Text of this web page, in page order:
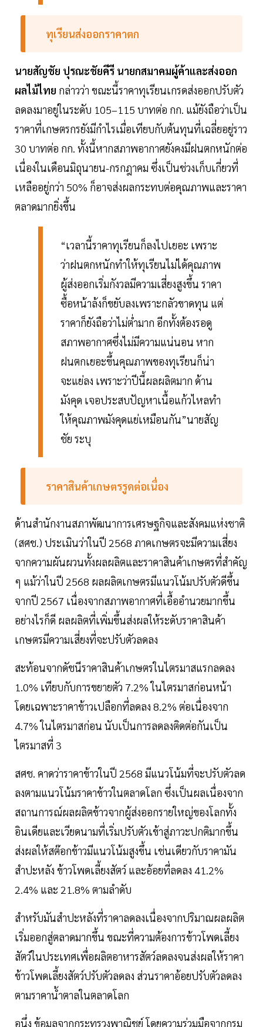
ทุเรียนส่งออกราคาตก
นายสัญชัย ปุรณะชัยคีรี นายกสมาคมผู้ค้าและส่งออก
ผลไม้ไทย กล่าวว่า ขณะนี้ราคาทุเรียนเกรดส่งออกปรับตัว
ลดลงมาอยู่ในระดับ 105–115 บาทต่อ กก. แม้ยังถือว่าเป็น
ราคาที่เกษตรกรยังมีกำไรเมื่อเทียบกับต้นทุนที่เฉลี่ยอยู่ราว
30 บาทต่อ กก. ทั้งนี้หากสภาพอากาศยังคงมีฝนตกหนักต่อ
เนื่องในเดือนมิถุนายน-กรกฎาคม ซึ่งเป็นช่วงเก็บเกี่ยวที่
เหลืออยู่กว่า 50% ก็อาจส่งผลกระทบต่อคุณภาพและราคา
ตลาดมากยิ่งขึ้น
“เวลานี้ราคาทุเรียนก็ลงไปเยอะ เพราะ
ว่าฝนตกหนักทำให้ทุเรียนไม่ได้คุณภาพ
ผู้ส่งออกเริ่มกังวลมีความเสี่ยงสูงขึ้น ราคา
ซื้อหน้าล้งก็ขยับลงเพราะกลัวขาดทุน แต่
ราคาก็ยังถือว่าไม่ต่ำมาก อีกทั้งต้องรอดู
สภาพอากาศซึ่งไม่มีความแน่นอน หาก
ฝนตกเยอะขึ้นคุณภาพของทุเรียนก็น่า
จะแย่ลง เพราะว่าปีนี้ผลผลิตมาก ด้าน
มังคุด เจอประสบปัญหาเนื้อแก้วไหลทํา
ให้คุณภาพมังคุดแย่เหมือนกัน”นายสัญ
ชัย ระบุ
ราคาสินค้าเกษตรรูดต่อเนื่อง
ด้านสำนักงานสภาพัฒนาการเศรษฐกิจและสังคมแห่งชาติ
(สศช.) ประเมินว่าในปี 2568 ภาคเกษตรจะมีความเสี่ยง
จากความผันผวนทั้งผลผลิตและราคาสินค้าเกษตรที่สำคัญ
ๆ แม้ว่าในปี 2568 ผลผลิตเกษตรมีแนวโน้มปรับตัวดีขึ้น
จากปี 2567 เนื่องจากสภาพอากาศที่เอื้ออำนวยมากขึ้น
อย่างไรก็ดี ผลผลิตที่เพิ่มขึ้นส่งผลให้ระดับราคาสินค้า
เกษตรมีความเสี่ยงที่จะปรับตัวลดลง
สะท้อนจากดัชนีราคาสินค้าเกษตรในไตรมาสแรกลดลง
1.0% เทียบกับการขยายตัว 7.2% ในไตรมาสก่อนหน้า
โดยเฉพาะราคาข้าวเปลือกที่ลดลง 8.2% ต่อเนื่องจาก
4.7% ในไตรมาสก่อน นับเป็นการลดลงติดต่อกันเป็น
ไตรมาสที่ 3
สศช. คาดว่าราคาข้าวในปี 2568 มีแนวโน้มที่จะปรับตัวลด
ลงตามแนวโน้มราคาข้าวในตลาดโลก ซึ่งเป็นผลเนื่องจาก
สถานการณ์ผลผลิตข้าวจากผู้ส่งออกรายใหญ่ของโลกทั้ง
อินเดียและเวียดนามที่เริ่มปรับตัวเข้าสู่ภาวะปกติมากขึ้น
ส่งผลให้สต๊อกข้าวมีแนวโน้มสูงขึ้น เช่นเดียวกับราคามัน
สำปะหลัง ข้าวโพดเลี้ยงสัตว์ และอ้อยที่ลดลง 41.2%
2.4% และ 21.8% ตามลำดับ
สำหรับมันสำปะหลังที่ราคาลดลงเนื่องจากปริมาณผลผลิต
เริ่มออกสู่ตลาดมากขึ้น ขณะที่ความต้องการข้าวโพดเลี้ยง
สัตว์ในประเทศเพื่อผลิตอาหารสัตว์ลดลงจนส่งผลให้ราคา
ข้าวโพดเลี้ยงสัตว์ปรับตัวลดลง ส่วนราคาอ้อยปรับตัวลดลง
ตามราคาน้ำตาลในตลาดโลก
อนึ่ง ข้อมูลจากกระทรวงพาณิชย์ โดยความร่วมมือจากกรม